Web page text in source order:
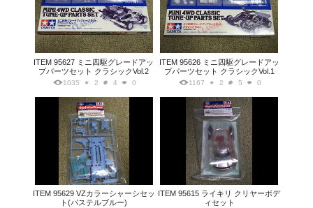
ITEM 95627 ミニ四駆グレードアッ
プパーツセット クラシックVol.2
1035 2 4 0
ITEM 95626 ミニ四駆グレードアッ
プパーツセット クラシックVol.1
1167 2 5 0
ITEM 95629 VZカラーシャーシセッ
ト(パステルブルー)
ITEM 95615 ライキリ クリヤーボデ
ィセット